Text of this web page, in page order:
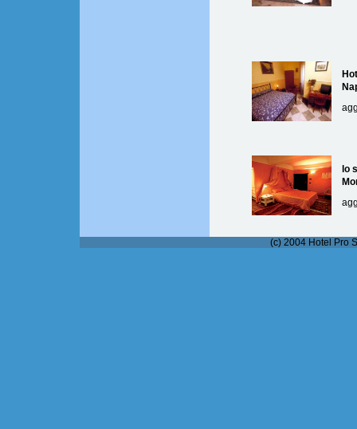
lo
(c) 2004 Hotel Pro